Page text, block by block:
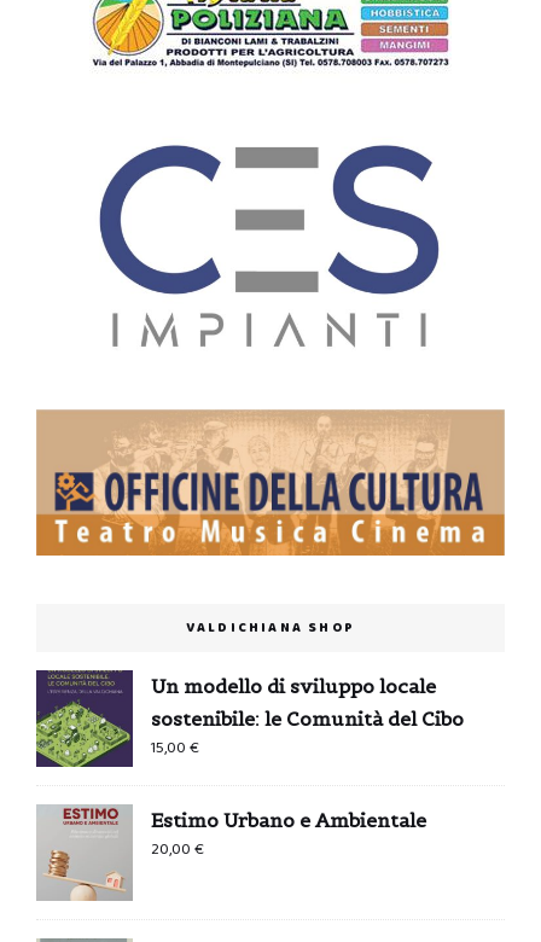
VALDICHIANA SHOP
Un modello di sviluppo locale
sostenibile: le Comunità del Cibo
15,00€
Estimo Urbano e Ambientale
20,00€